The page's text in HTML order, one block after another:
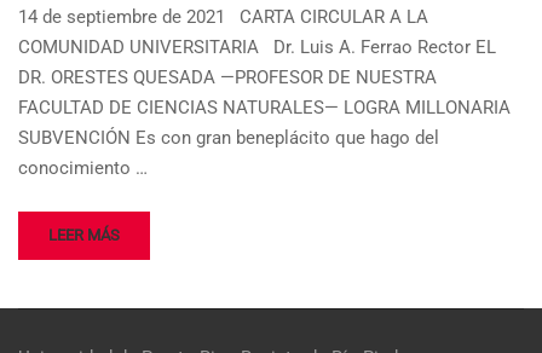
14 de septiembre de 2021 CARTA CIRCULAR A LA
COMUNIDAD UNIVERSITARIA Dr. Luis A. Ferrao Rector EL
DR. ORESTES QUESADA —PROFESOR DE NUESTRA
FACULTAD DE CIENCIAS NATURALES— LOGRA MILLONARIA
SUBVENCIÓN Es con gran beneplácito que hago del
conocimiento …
LEER MÁS